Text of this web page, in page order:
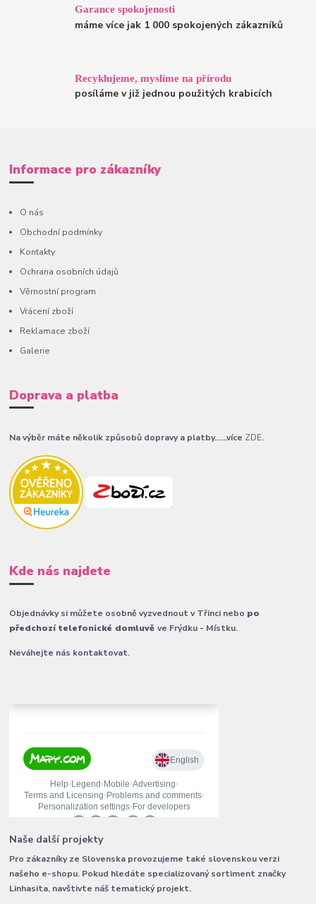
Garance spokojenosti
máme více jak 1 000 spokojených zákazníků
Recyklujeme, myslíme na přírodu
posíláme v již jednou použitých krabicích
Informace pro zákazníky
O nás
Obchodní podmínky
Kontakty
Ochrana osobních údajů
Věrnostní program
Vrácení zboží
Reklamace zboží
Galerie
Doprava a platba
Na výběr máte několik způsobů dopravy a platby......více ZDE.
Kde nás najdete
Objednávky si můžete osobně vyzvednout v Třinci nebo po
předchozí telefonické domluvěve Frýdku - Místku.
Neváhejte nás kontaktovat.
Naše další projekty
Pro zákazníky ze Slovenska provozujeme také slovenskou verzi
našeho e-shopu. Pokud hledáte specializovaný sortiment značky
Linhasita, navštivte náš tematický projekt.